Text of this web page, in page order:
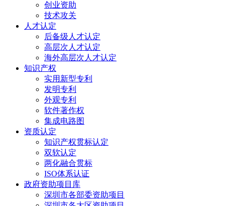
创业资助
技术攻关
人才认定
后备级人才认定
高层次人才认定
海外高层次人才认定
知识产权
实用新型专利
发明专利
外观专利
软件著作权
集成电路图
资质认定
知识产权贯标认定
双软认定
两化融合贯标
ISO体系认证
政府资助项目库
深圳市各部委资助项目